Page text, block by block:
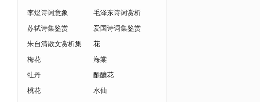
李煜诗词意象 毛泽东诗词赏析
苏轼诗集鉴赏 爱国诗词集鉴赏
朱自清散文赏析集 花
梅花 海棠
牡丹 酴醾花
桃花 水仙